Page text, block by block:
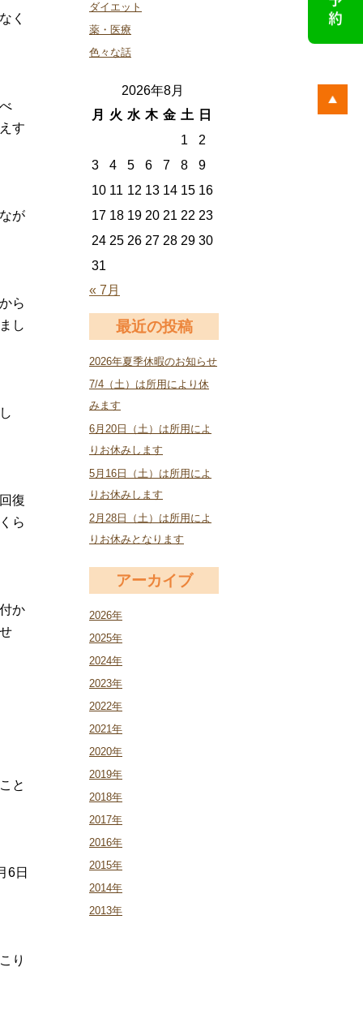
ダイエット
薬・医療
色々な話
2026年8月
月
火 水 木 金 土
日
1
2
3
4 5 6 7 8
9
10 11 12 13 14 15 16
17 18 19 20 21 22 23
24 25 26 27 28 29 30
31
« 7月
最近の投稿
2026年夏季休暇のお知らせ
7/4（土）は所用により休
みます
6月20日（土）は所用によ
りお休みします
5月16日（土）は所用によ
りお休みします
2月28日（土）は所用によ
りお休みとなります
アーカイブ
2026年
2025年
2024年
2023年
2022年
2021年
2020年
2019年
2018年
2017年
2016年
2015年
2014年
2013年
く
す
が
ら
し
復
ら
か
と
6日
り